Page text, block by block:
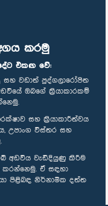
කරමු
එකඟ වේ:
සහ වඩාත් පුද්ගලාරෝපිත
ඔබගේ ක්‍රියාකාරකම්
සහ ක්‍රියාකාරීත්වය
උපාංග විස්තර සහ
අඩවිය වැඩිදියුණු කිරීම
ඒ සඳහා
පිළිබඳ නිර්නාමික දත්ත